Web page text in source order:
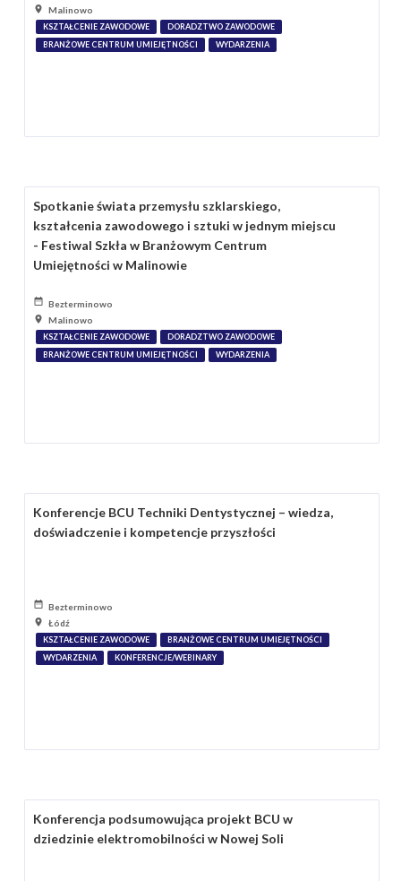
Malinowo
KSZTAŁCENIE ZAWODOWE
DORADZTWO ZAWODOWE
BRANŻOWE CENTRUM UMIEJĘTNOŚCI
WYDARZENIA
Spotkanie świata przemysłu szklarskiego,
kształcenia zawodowego i sztuki w jednym miejscu
- Festiwal Szkła w Branżowym Centrum
Umiejętności w Malinowie
Bezterminowo
Malinowo
KSZTAŁCENIE ZAWODOWE
DORADZTWO ZAWODOWE
BRANŻOWE CENTRUM UMIEJĘTNOŚCI
WYDARZENIA
Konferencje BCU Techniki Dentystycznej – wiedza,
doświadczenie i kompetencje przyszłości
Bezterminowo
Łódź
KSZTAŁCENIE ZAWODOWE
BRANŻOWE CENTRUM UMIEJĘTNOŚCI
WYDARZENIA
KONFERENCJE/WEBINARY
Konferencja podsumowująca projekt BCU w
dziedzinie elektromobilności w Nowej Soli